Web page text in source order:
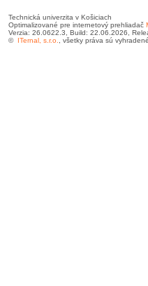
Technická univerzita v Košiciach
Optimalizované pre internetový prehliadač
Verzia: 26.0622.3, Build: 22.06.2026,
© ITernal, s.r.o. , všetky práva sú vyhradené.